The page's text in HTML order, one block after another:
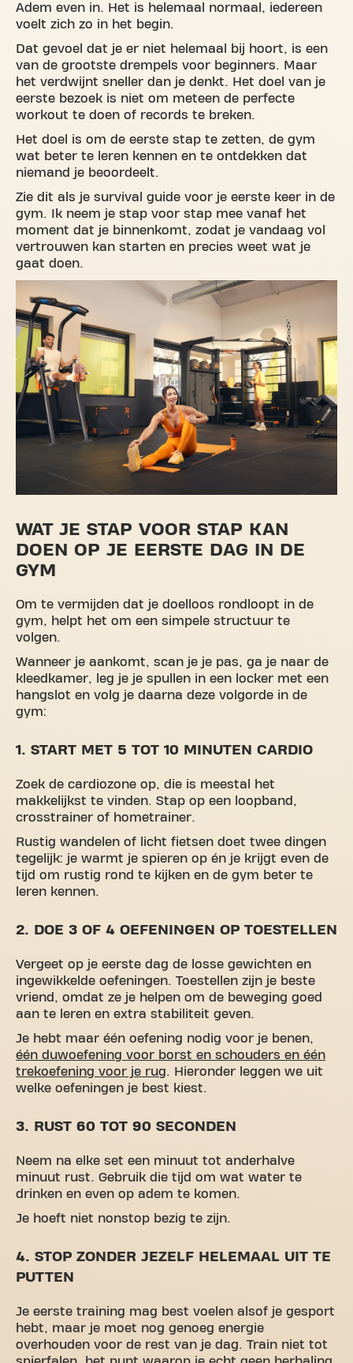
Adem even in. Het is helemaal normaal, iedereen
voelt zich zo in het begin.
Dat gevoel dat je er niet helemaal bij hoort, is een
van de grootste drempels voor beginners. Maar
het verdwijnt sneller dan je denkt. Het doel van je
eerste bezoek is niet om meteen de perfecte
workout te doen of records te breken.
Het doel is om de eerste stap te zetten, de gym
wat beter te leren kennen en te ontdekken dat
niemand je beoordeelt.
Zie dit als je survival guide voor je eerste keer in de
gym. Ik neem je stap voor stap mee vanaf het
moment dat je binnenkomt, zodat je vandaag vol
vertrouwen kan starten en precies weet wat je
gaat doen.
WAT JE STAP VOOR STAP KAN
DOEN OP JE EERSTE DAG IN DE
GYM
Om te vermijden dat je doelloos rondloopt in de
gym, helpt het om een simpele structuur te
volgen.
Wanneer je aankomt, scan je je pas, ga je naar de
kleedkamer, leg je je spullen in een locker met een
hangslot en volg je daarna deze volgorde in de
gym:
1. START MET 5 TOT 10 MINUTEN CARDIO
Zoek de cardiozone op, die is meestal het
makkelijkst te vinden. Stap op een loopband,
crosstrainer of hometrainer.
Rustig wandelen of licht fietsen doet twee dingen
tegelijk: je warmt je spieren op én je krijgt even de
tijd om rustig rond te kijken en de gym beter te
leren kennen.
2. DOE 3 OF 4 OEFENINGEN OP TOESTELLEN
Vergeet op je eerste dag de losse gewichten en
ingewikkelde oefeningen. Toestellen zijn je beste
vriend, omdat ze je helpen om de beweging goed
aan te leren en extra stabiliteit geven.
Je hebt maar één oefening nodig voor je benen,
één duwoefening voor borst en schouders en één
trekoefening voor je rug. Hieronder leggen we uit
welke oefeningen je best kiest.
3. RUST 60 TOT 90 SECONDEN
Neem na elke set een minuut tot anderhalve
minuut rust. Gebruik die tijd om wat water te
drinken en even op adem te komen.
Je hoeft niet nonstop bezig te zijn.
4. STOP ZONDER JEZELF HELEMAAL UIT TE
PUTTEN
Je eerste training mag best voelen alsof je gesport
hebt, maar je moet nog genoeg energie
overhouden voor de rest van je dag. Train niet tot